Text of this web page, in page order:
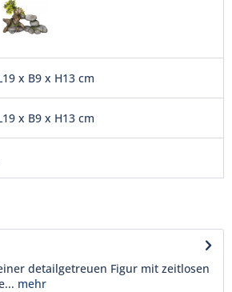
x B9 x H13 cm
x B9 x H13 cm
detailgetreuen Figur mit zeitlosen
mehr